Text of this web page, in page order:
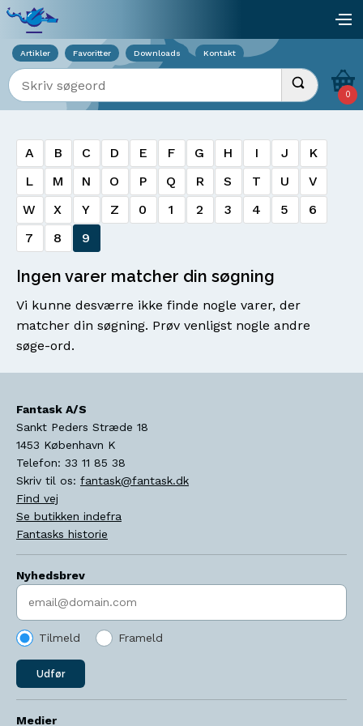
Artikler Favoritter Downloads Kontakt
Indtast søgeord Udfør søgning
0
A B C D E F G H I J
K
L
M N O P Q R S T U
V
W
X Y Z 0 1 2 3 4 5
6
7
8 9
Ingen varer matcher din søgning
Vi kunne desværre ikke finde nogle varer, der
matcher din søgning. Prøv venligst nogle andre
søge-ord.
Fantask A/S
Sankt Peders Stræde 18
1453 København K
Telefon: 33 11 85 38
Skriv til os: fantask@fantask.dk
Find vej
Se butikken indefra
Fantasks historie
Nyhedsbrev
Indtast søgeord
Tilmeld Frameld
Udfør
Medier
Viser overlay for indkøbskurv